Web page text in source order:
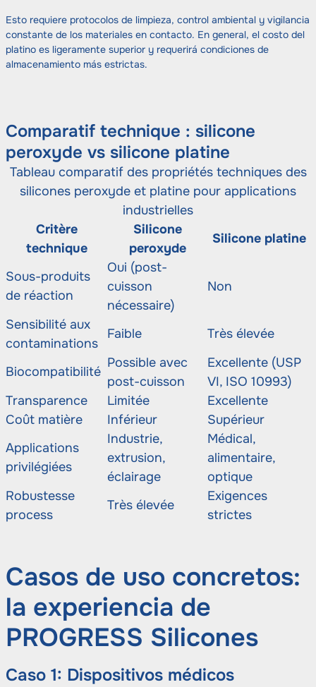
Esto requiere protocolos de limpieza, control ambiental y vigilancia
constante de los materiales en contacto. En general, el costo del
platino es ligeramente superior y requerirá condiciones de
almacenamiento más estrictas.
Comparatif technique : silicone
peroxyde vs silicone platine
Tableau comparatif des propriétés techniques des
silicones peroxyde et platine pour applications
industrielles
Critère
technique
Silicone
peroxyde
Silicone platine
Sous-produits
de réaction
Oui (post-
cuisson
nécessaire)
Non
Sensibilité aux
contaminations
Faible Très élevée
Biocompatibilité
Possible avec
post-cuisson
Excellente (USP
VI, ISO 10993)
Transparence
Limitée
Excellente
Coût matière
Inférieur
Supérieur
Applications
privilégiées
Industrie,
extrusion,
éclairage
Médical,
alimentaire,
optique
Robustesse
process
Très élevée
Exigences
strictes
Casos de uso concretos:
la experiencia de
PROGRESS Silicones
Caso 1: Dispositivos médicos